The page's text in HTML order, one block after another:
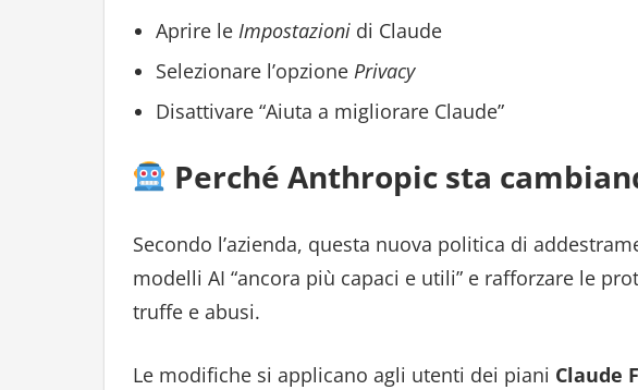
Aprire le Impostazionidi Claude
Selezionare l’opzione Privacy
Disattivare “Aiuta a migliorare Claude”
Perché Anthropic sta
Secondo l’azienda, questa nuova politica di
modelli AI “ancora più capaci e utili” e rafforzare le
truffe e abusi.
Le modifiche si applicano agli utenti dei piani Claude